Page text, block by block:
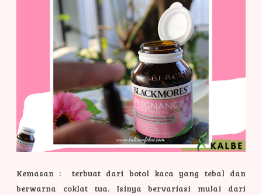
Kemasan : terbuat dari botol kaca yang tebal dan
berwarna coklat tua. Isinya bervariasi mulai dari